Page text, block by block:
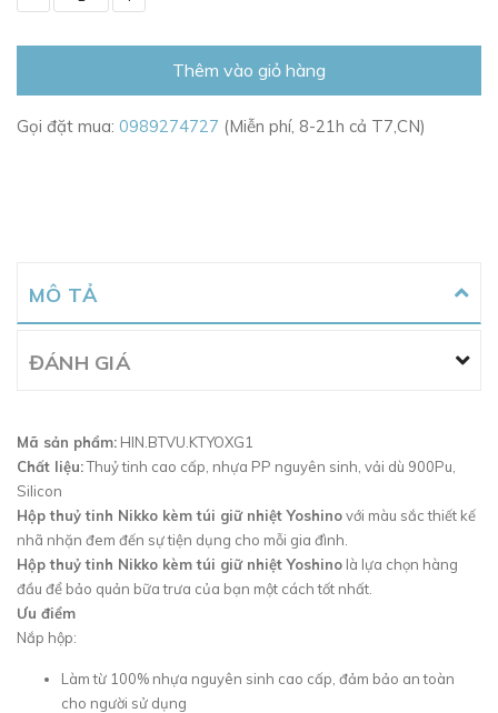
Thêm vào giỏ hàng
Gọi đặt mua: 0989274727 (Miễn phí, 8-21h cả T7,CN)
MÔ TẢ
ĐÁNH GIÁ
Mã sản phẩm: HIN.BTVU.KTYOXG1
Chất liệu:Thuỷ tinh cao cấp, nhựa PP nguyên sinh, vải dù 900Pu,
Silicon
Hộp thuỷ tinh Nikko kèm túi giữ nhiệt Yoshinovới màu sắc thiết kế
nhã nhặn đem đến sự tiện dụng cho mỗi gia đình.
Hộp thuỷ tinh Nikko kèm túi giữ nhiệt Yoshino là lựa chọn hàng
đầu để bảo quản bữa trưa của bạn một cách tốt nhất.
Ưu điểm
Nắp hộp:
Làm từ 100% nhựa nguyên sinh cao cấp, đảm bảo an toàn
cho người sử dụng